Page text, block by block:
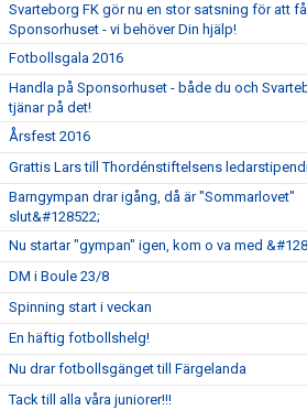
Svarteborg FK gör nu en stor satsning för att
Sponsorhuset - vi behöver Din hjälp!
Fotbollsgala 2016
Handla på Sponsorhuset - både du och
tjänar på det!
Årsfest 2016
Grattis Lars till Thordénstiftelsens
Barngympan drar igång, då är "Sommarlovet"
slut&#128522;
Nu startar "gympan" igen, kom o va med
DM i Boule 23/8
Spinning start i veckan
En häftig fotbollshelg!
Nu drar fotbollsgänget till Färgelanda
Tack till alla våra juniorer!!!